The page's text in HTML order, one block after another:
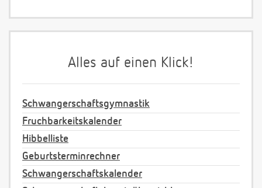
Alles auf einen Klick!
Schwangerschaftsgymnastik
Fruchbarkeitskalender
Hibbelliste
Geburtsterminrechner
Schwangerschaftskalender